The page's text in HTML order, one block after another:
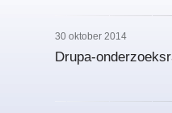
30 oktober 2014
Drupa-